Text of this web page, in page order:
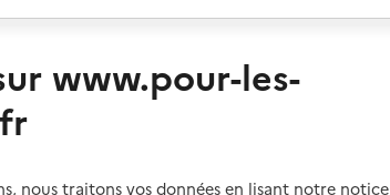
www.pour-les-
nous traitons vos données en lisant notre notice